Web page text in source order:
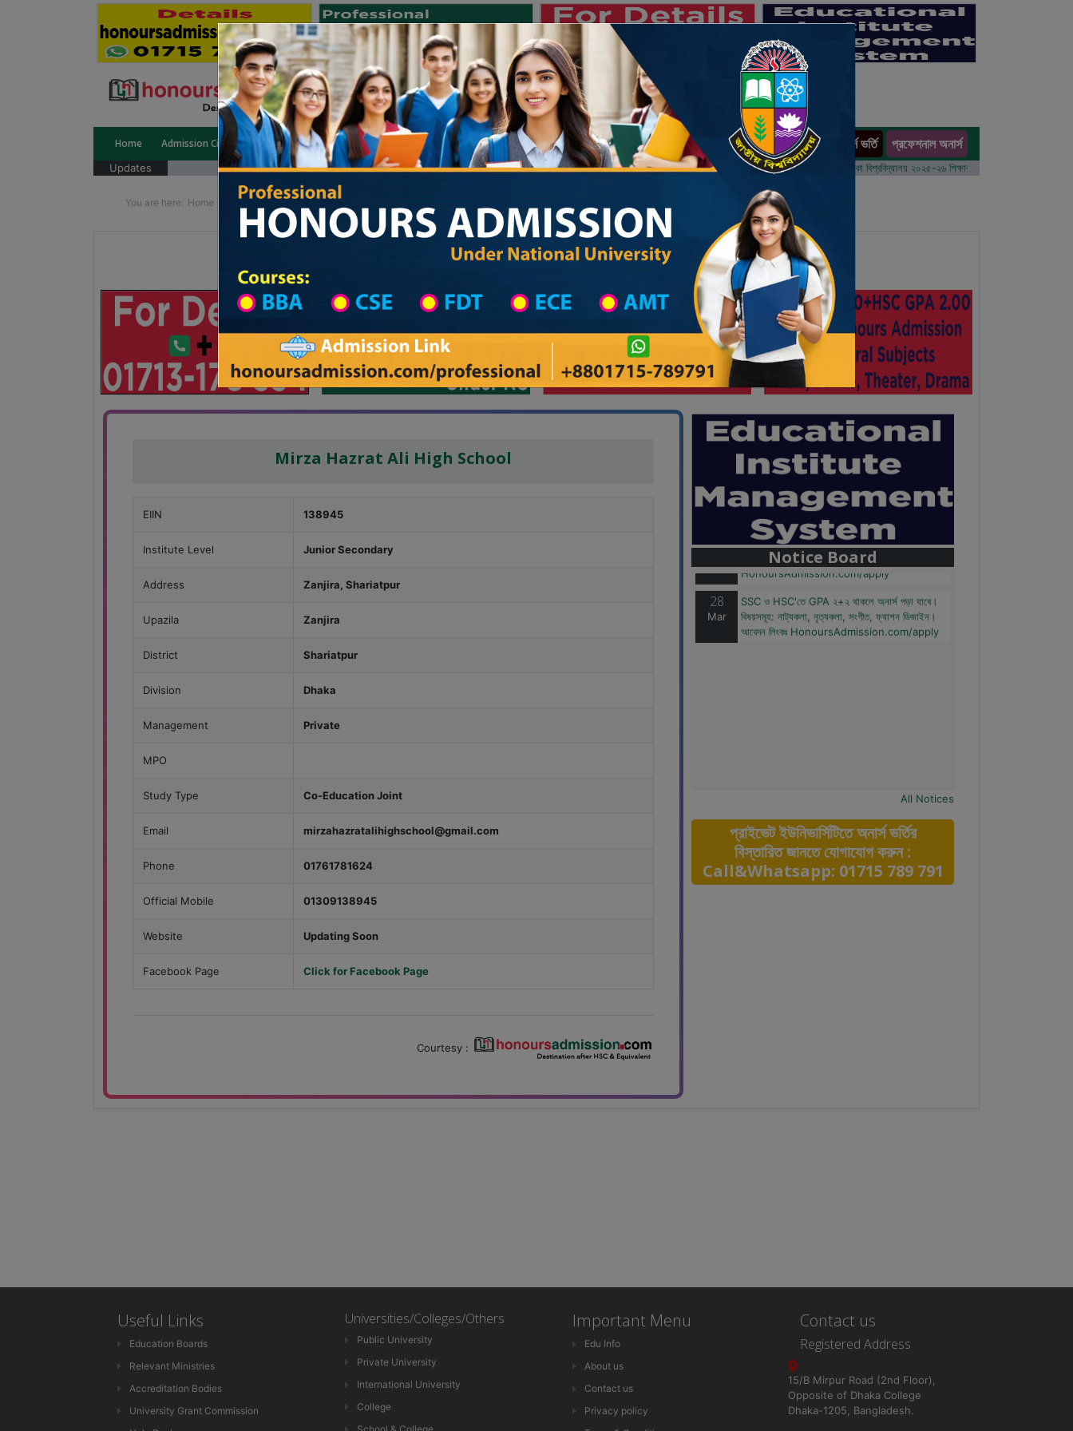
Home Admission Circular Public University Private University International University University College Results অনার্স ভর্তি প্রফেশনাল অনার্স
Updates জাতীয় বিশ্ববিদ্যালয় ২০২৫-২৬ শিক্ষাবর্ষের ১ম বর্ষের ভর্তি আবেদন বিজ্ঞপ্তি ঢাকা বিশ্ববিদ্যালয় ২০২৫-২৬ শিক্ষাবর্ষে আন্ডারগ্র্যাজুয়েট প্রোগ্রামে
You are here: Home School Category High School in Shariatpur Wise
Private University Admission
Mirza Hazrat Ali High School
EIIN 138945
Institute Level Junior Secondary
Address Zanjira, Shariatpur
Upazila Zanjira
District Shariatpur
Division Dhaka
Management Private
MPO
Study Type Co-Education Joint
Email mirzahazratalihighschool@gmail.com
Phone 01761781624
Official Mobile 01309138945
Website Updating Soon
Facebook Page Click for Facebook Page
Courtesy :
Notice Board
বাজেটের মধ্যে প্রাইভেট ইউনিভার্সিটিতে অনার্স পড়ার সুযোগ।
২০টির অধিক বিষয়, ৪ বছরে মোট খরচ ২ লক্ষ থেকে ৫ লক্ষ
টাকা। আবেদন লিংকঃ
HonoursAdmission.com/apply
28
Mar
বিষয়সমূহ: নাট্যকলা, নৃত্যকলা, সংগীত, ফ্যাশন ডিজাইন।
আবেদন লিংকঃ HonoursAdmission.com/apply
All Notices
প্রাইভেট ইউনিভার্সিটিতে অনার্স ভর্তির
বিস্তারিত জানতে যোগাযোগ করুন :
Call&Whatsapp: 01715 789 791
Useful Links
Education Boards
Relevant Ministries
Accreditation Bodies
University Grant Commission
Universities/Colleges/Others
Public University
Private University
International University
College
Important Menu
Edu Info
About us
Contact us
Privacy policy
Contact us
Registered Address
15/B Mirpur Road (2nd Floor),
Opposite of Dhaka College
Dhaka-1205, Bangladesh.